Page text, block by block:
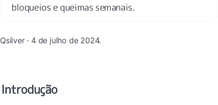
bloqueios e queimas semanais.
Qsilver · 4 de julho de 2024.
Introdução